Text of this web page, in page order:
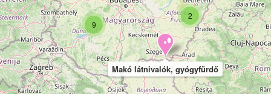
Vértes Veszprém Világörökség Visegrád
Vízesés Zala Zemplén Zselic
2
9
Makó látnivalók, gyógyfürdő